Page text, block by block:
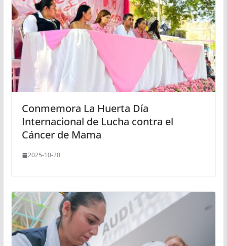
Conmemora La Huerta Día
Internacional de Lucha contra el
Cáncer de Mama
2025-10-20